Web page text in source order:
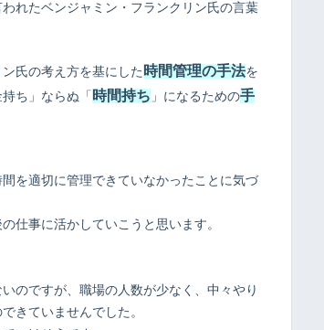
れたベンジャミン・フランクリン氏の言葉
氏の考え方を基にした 時間管理の手法を
ち」ならぬ「 時間持ち 」になるための手
を適切に管理できていなかったことに気づ
仕事に活かしていこうと思います。
のですが、職場の人数が少なく、中々やり
きていませんでした。